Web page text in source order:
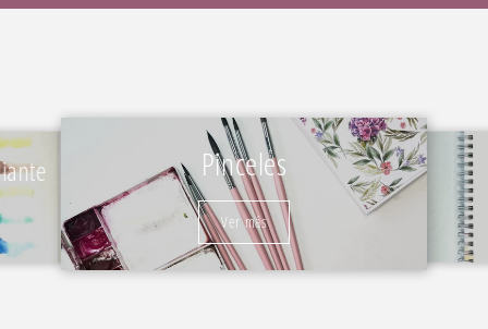
Pinceles
Ver más